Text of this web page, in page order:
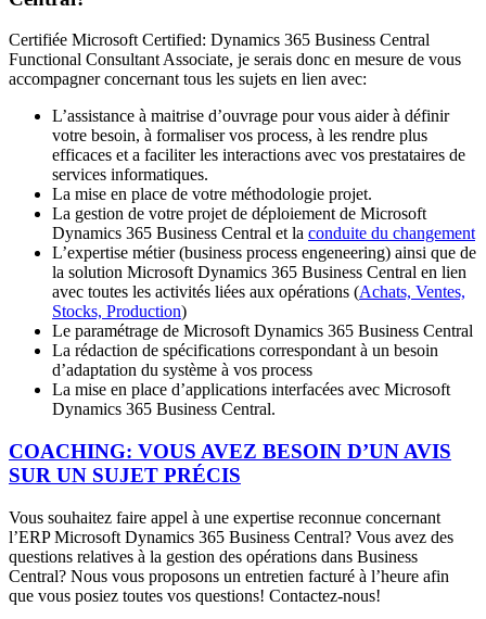
Certifiée Microsoft Certified: Dynamics 365 Business Central
Functional Consultant Associate, je serais donc en mesure de vous
accompagner concernant tous les sujets en lien avec:
L’assistance à maitrise d’ouvrage pour vous aider à définir
votre besoin, à formaliser vos process, à les rendre plus
efficaces et a faciliter les interactions avec vos prestataires de
services informatiques.
La mise en place de votre méthodologie projet.
La gestion de votre projet de déploiement de Microsoft
Dynamics 365 Business Central et la conduite du changement
L’expertise métier (business process engeneering) ainsi que de
la solution Microsoft Dynamics 365 Business Central en lien
avec toutes les activités liées aux opérations (Achats, Ventes,
Stocks, Production)
Le paramétrage de Microsoft Dynamics 365 Business Central
La rédaction de spécifications correspondant à un besoin
d’adaptation du système à vos process
La mise en place d’applications interfacées avec Microsoft
Dynamics 365 Business Central.
COACHING: VOUS AVEZ BESOIN D’UN AVIS
SUR UN SUJET PRÉCIS
Vous souhaitez faire appel à une expertise reconnue concernant
l’ERP Microsoft Dynamics 365 Business Central? Vous avez des
questions relatives à la gestion des opérations dans Business
Central? Nous vous proposons un entretien facturé à l’heure afin
que vous posiez toutes vos questions! Contactez-nous!